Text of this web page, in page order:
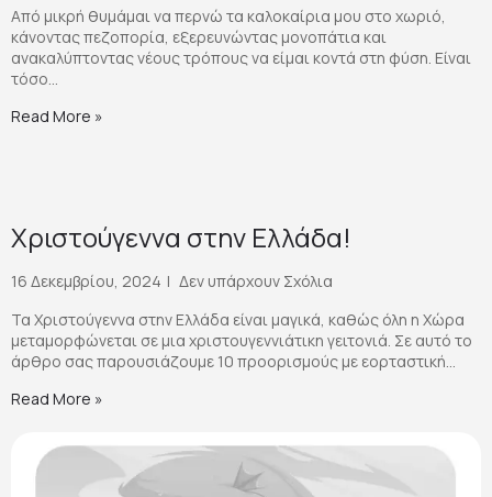
Από μικρή θυμάμαι να περνώ τα καλοκαίρια μου στο χωριό,
κάνοντας πεζοπορία, εξερευνώντας μονοπάτια και
ανακαλύπτοντας νέους τρόπους να είμαι κοντά στη φύση. Είναι
τόσο...
Read More »
Χριστούγεννα στην Ελλάδα!
16 Δεκεμβρίου, 2024
Δεν υπάρχουν Σχόλια
Τα Χριστούγεννα στην Ελλάδα είναι μαγικά, καθώς όλη η Χώρα
μεταμορφώνεται σε μια χριστουγεννιάτικη γειτονιά. Σε αυτό το
άρθρο σας παρουσιάζουμε 10 προορισμούς με εορταστική...
Read More »